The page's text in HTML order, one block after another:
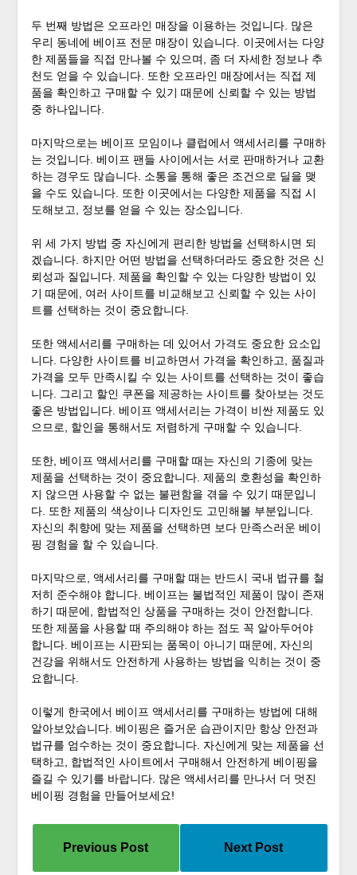
두 번째 방법은 오프라인 매장을 이용하는 것입니다. 많은
우리 동네에 베이프 전문 매장이 있습니다. 이곳에서는 다양
한 제품들을 직접 만나볼 수 있으며, 좀 더 자세한 정보나 추
천도 얻을 수 있습니다. 또한 오프라인 매장에서는 직접 제
품을 확인하고 구매할 수 있기 때문에 신뢰할 수 있는 방법
중 하나입니다.
마지막으로는 베이프 모임이나 클럽에서 액세서리를 구매하
는 것입니다. 베이프 팬들 사이에서는 서로 판매하거나 교환
하는 경우도 많습니다. 소통을 통해 좋은 조건으로 딜을 맺
을 수도 있습니다. 또한 이곳에서는 다양한 제품을 직접 시
도해보고, 정보를 얻을 수 있는 장소입니다.
위 세 가지 방법 중 자신에게 편리한 방법을 선택하시면 되
겠습니다. 하지만 어떤 방법을 선택하더라도 중요한 것은 신
뢰성과 질입니다. 제품을 확인할 수 있는 다양한 방법이 있
기 때문에, 여러 사이트를 비교해보고 신뢰할 수 있는 사이
트를 선택하는 것이 중요합니다.
또한 액세서리를 구매하는 데 있어서 가격도 중요한 요소입
니다. 다양한 사이트를 비교하면서 가격을 확인하고, 품질과
가격을 모두 만족시킬 수 있는 사이트를 선택하는 것이 좋습
니다. 그리고 할인 쿠폰을 제공하는 사이트를 찾아보는 것도
좋은 방법입니다. 베이프 액세서리는 가격이 비싼 제품도 있
으므로, 할인을 통해서도 저렴하게 구매할 수 있습니다.
또한, 베이프 액세서리를 구매할 때는 자신의 기종에 맞는
제품을 선택하는 것이 중요합니다. 제품의 호환성을 확인하
지 않으면 사용할 수 없는 불편함을 겪을 수 있기 때문입니
다. 또한 제품의 색상이나 디자인도 고민해볼 부분입니다.
자신의 취향에 맞는 제품을 선택하면 보다 만족스러운 베이
핑 경험을 할 수 있습니다.
마지막으로, 액세서리를 구매할 때는 반드시 국내 법규를 철
저히 준수해야 합니다. 베이프는 불법적인 제품이 많이 존재
하기 때문에, 합법적인 상품을 구매하는 것이 안전합니다.
또한 제품을 사용할 때 주의해야 하는 점도 꼭 알아두어야
합니다. 베이프는 시판되는 품목이 아니기 때문에, 자신의
건강을 위해서도 안전하게 사용하는 방법을 익히는 것이 중
요합니다.
이렇게 한국에서 베이프 액세서리를 구매하는 방법에 대해
알아보았습니다. 베이핑은 즐거운 습관이지만 항상 안전과
법규를 엄수하는 것이 중요합니다. 자신에게 맞는 제품을 선
택하고, 합법적인 사이트에서 구매해서 안전하게 베이핑을
즐길 수 있기를 바랍니다. 많은 액세서리를 만나서 더 멋진
베이핑 경험을 만들어보세요!
Previous Post Next Post